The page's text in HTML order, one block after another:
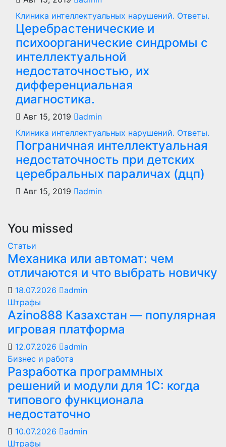
Клиника интеллектуальных нарушений. Ответы.
Церебрастенические и
психоорганические синдромы с
интеллектуальной
недостаточностью, их
дифференциальная
диагностика.
Авг 15, 2019
admin
Клиника интеллектуальных нарушений. Ответы.
Пограничная интеллектуальная
недостаточность при детских
церебральных параличах (дцп)
Авг 15, 2019 admin
You missed
Статьи
Механика или автомат: чем
отличаются и что выбрать новичку
18.07.2026
admin
Штрафы
Azino888 Казахстан — популярная
игровая платформа
12.07.2026
admin
Бизнес и работа
Разработка программных
решений и модули для 1С: когда
типового функционала
недостаточно
10.07.2026
admin
Штрафы